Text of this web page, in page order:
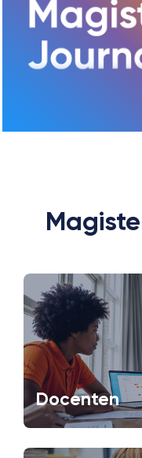
Docenten